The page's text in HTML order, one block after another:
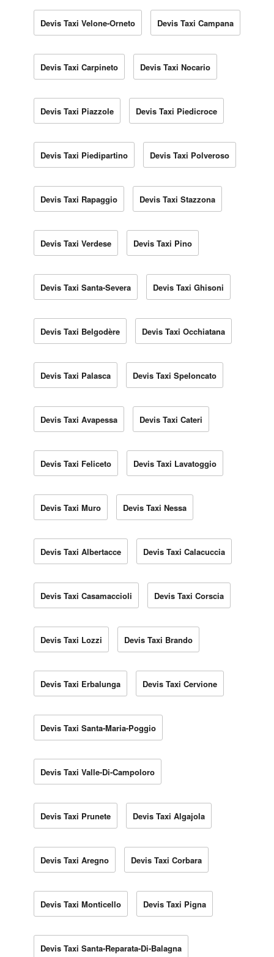
Devis Taxi Velone-Orneto Devis Taxi Campana
Devis Taxi Carpineto Devis Taxi Nocario
Devis Taxi Piazzole Devis Taxi Piedicroce
Devis Taxi Piedipartino Devis Taxi Polveroso
Devis Taxi Rapaggio Devis Taxi Stazzona
Devis Taxi Verdese Devis Taxi Pino
Devis Taxi Santa-Severa Devis Taxi Ghisoni
Devis Taxi Belgodère Devis Taxi Occhiatana
Devis Taxi Palasca Devis Taxi Speloncato
Devis Taxi Avapessa Devis Taxi Cateri
Devis Taxi Feliceto Devis Taxi Lavatoggio
Devis Taxi Muro Devis Taxi Nessa
Devis Taxi Albertacce Devis Taxi Calacuccia
Devis Taxi Casamaccioli Devis Taxi Corscia
Devis Taxi Lozzi Devis Taxi Brando
Devis Taxi Erbalunga Devis Taxi Cervione
Devis Taxi Santa-Maria-Poggio
Devis Taxi Valle-Di-Campoloro
Devis Taxi Prunete Devis Taxi Algajola
Devis Taxi Aregno Devis Taxi Corbara
Devis Taxi Monticello Devis Taxi Pigna
Devis Taxi Santa-Reparata-Di-Balagna